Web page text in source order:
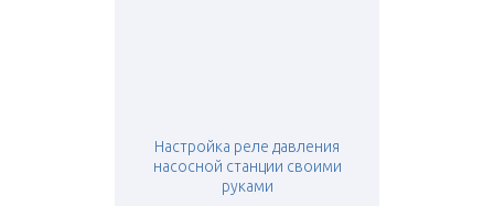
Настройка реле давления
насосной станции своими
руками